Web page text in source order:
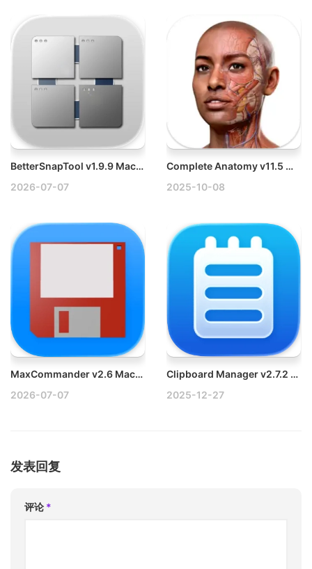
BetterSnapTool v1.9.9 Mac最好用的窗口控制工具
2026-07-07
Complete Anatomy v11.5 Mac 3D人体全构造破解版
2025-10-08
MaxCommander v2.6 Mac双窗口文件管理工具破解版
2026-07-07
Clipboard Manager v2.7.2 Mac剪贴板辅助工具破解版
2025-12-27
发表回复
评论 *